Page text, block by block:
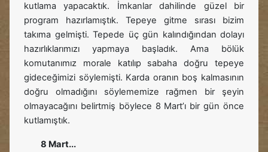
kutlama yapacaktık. İmkanlar dahilinde güzel bir
program hazırlamıştık. Tepeye gitme sırası bizim
takıma gelmişti. Tepede üç gün kalındığından dolayı
hazırlıklarımızı yapmaya başladık. Ama bölük
komutanımız morale katılıp sabaha doğru tepeye
gideceğimizi söylemişti. Karda oranın boş kalmasının
doğru olmadığını söylememize rağmen bir şeyin
olmayacağını belirtmiş böylece 8 Mart’ı bir gün önce
kutlamıştık.
8 Mart...